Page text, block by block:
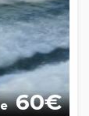
60